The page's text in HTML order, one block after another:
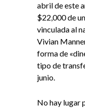
abril de este
$22,000 de
vinculada al
Vivian
forma de
tipo de
junio.
No hay lugar